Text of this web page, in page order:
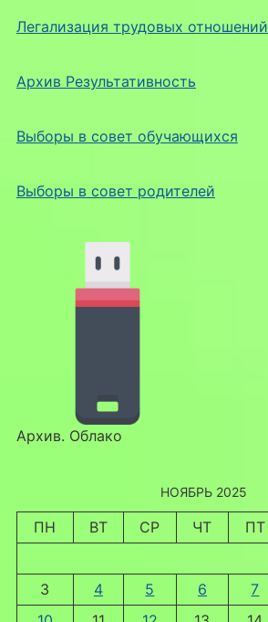
Легализация трудовых отношений
Архив Результативность
Выборы в совет обучающихся
Выборы в совет родителей
Архив. Облако
НОЯБРЬ 2025
ПН ВТ СР ЧТ ПТ
3
4 5 6 7